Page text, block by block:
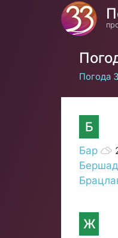
Погода
Б
Бар
Ж